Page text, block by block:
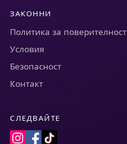
ЗАКОННИ
Политика за поверителност
Условия
Безопасност
Контакт
СЛЕДВАЙТЕ